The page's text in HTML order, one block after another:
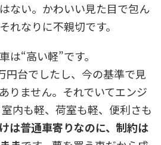
ない。かわいい見た目で包ん
れなりに不親切です。
は“高い軽”です。
円台でしたし、今の基準で見
りません。それでいてエンジ
内も軽、荷室も軽、便利さも
は普通車寄りなのに、制約は